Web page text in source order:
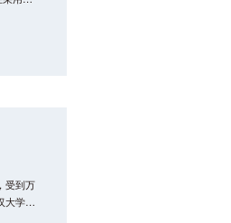
受到万
大学将